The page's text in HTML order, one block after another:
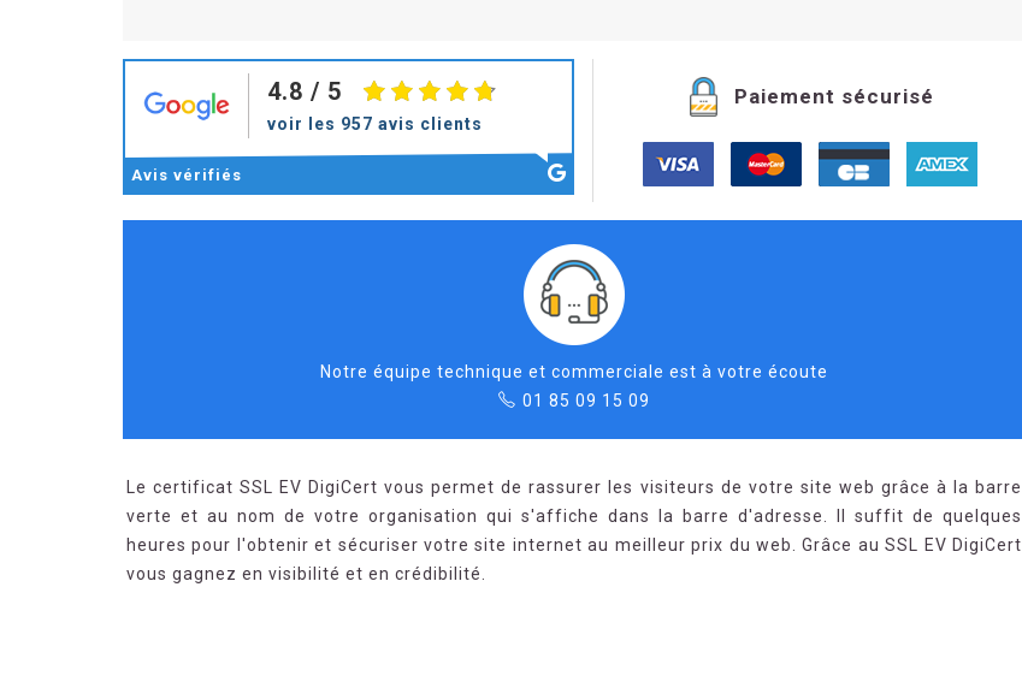
4.8 / 5
voir les 957 avis clients
Avis vérifiés
Paiement sécurisé
Notre équipe technique et commerciale est à votre écoute
01 85 09 15 09
Le certificat SSL EV DigiCert vous permet de rassurer les visiteurs de votre site web grâce à la barre
verte et au nom de votre organisation qui s'affiche dans la barre d'adresse. Il suffit de quelques
heures pour l'obtenir et sécuriser votre site internet au meilleur prix du web. Grâce au SSL EV DigiCert
vous gagnez en visibilité et en crédibilité.